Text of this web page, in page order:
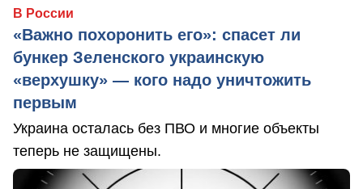
В России
«Важно похоронить его»: спасет ли
бункер Зеленского украинскую
«верхушку» — кого надо уничтожить
первым
Украина осталась без ПВО и многие объекты
теперь не защищены.